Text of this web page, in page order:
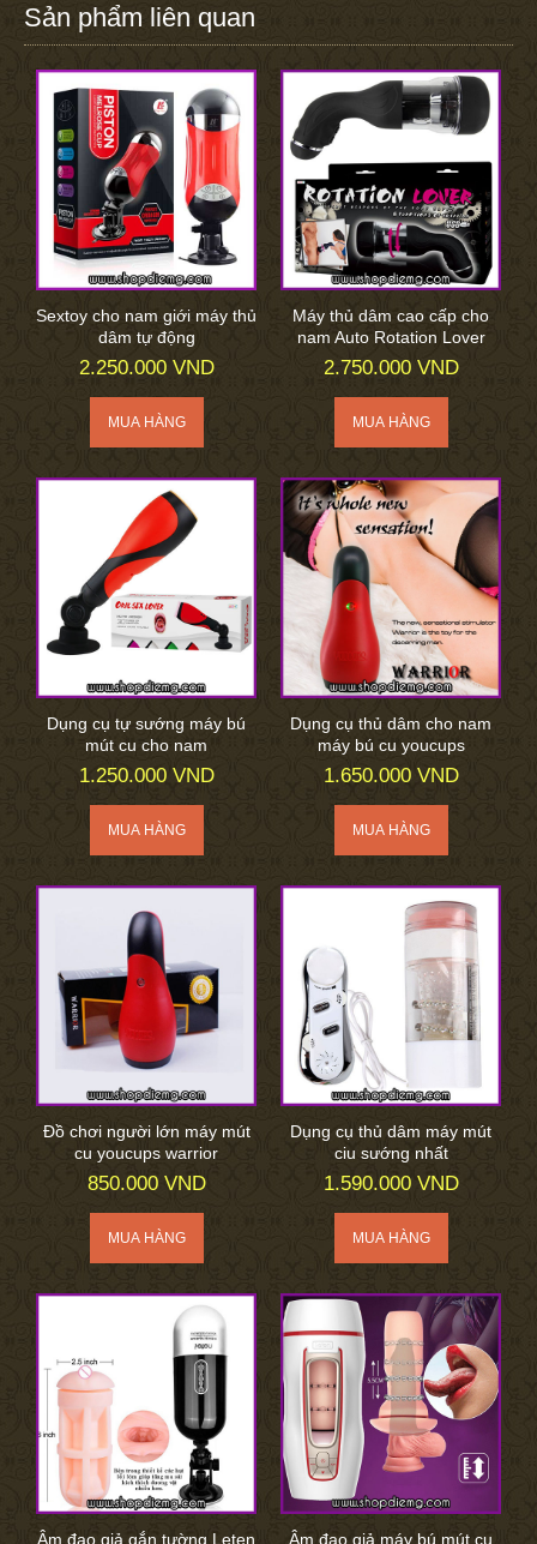
Sản phẩm liên quan
Sextoy cho nam giới máy thủ
dâm tự động
2.250.000 VND
Máy thủ dâm cao cấp cho
nam Auto Rotation Lover
2.750.000 VND
Dụng cụ tự sướng máy bú
mút cu cho nam
1.250.000 VND
Dụng cụ thủ dâm cho nam
máy bú cu youcups
1.650.000 VND
Đồ chơi người lớn máy mút
cu youcups warrior
850.000 VND
Dụng cụ thủ dâm máy mút
ciu sướng nhất
1.590.000 VND
Âm đạo giả gắn tường Leten Âm đạo giả máy bú mút cu